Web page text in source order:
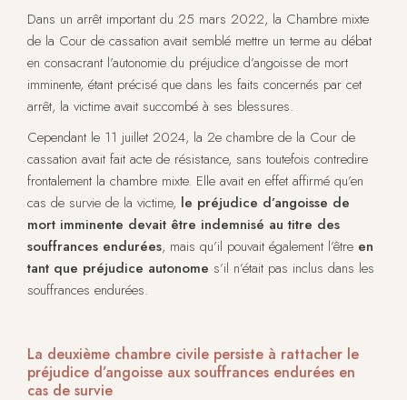
Dans un arrêt important du 25 mars 2022, la Chambre mixte
de la Cour de cassation avait semblé mettre un terme au débat
en consacrant l’autonomie du préjudice d’angoisse de mort
imminente, étant précisé que dans les faits concernés par cet
arrêt, la victime avait succombé à ses blessures.
Cependant le 11 juillet 2024, la 2e chambre de la Cour de
cassation avait fait acte de résistance, sans toutefois contredire
frontalement la chambre mixte. Elle avait en effet affirmé qu’en
cas de survie de la victime, le préjudice d’angoisse de
mort imminente devait être indemnisé au titre des
souffrances endurées, mais qu’il pouvait également l’être en
tant que préjudice autonome s’il n’était pas inclus dans les
souffrances endurées.
La deuxième chambre civile persiste à rattacher le
préjudice d’angoisse aux souffrances endurées en
cas de survie